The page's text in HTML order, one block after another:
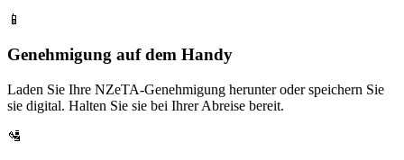
📱
Genehmigung auf dem Handy
Laden Sie Ihre NZeTA-Genehmigung herunter oder speichern Sie
sie digital. Halten Sie sie bei Ihrer Abreise bereit.
🛂